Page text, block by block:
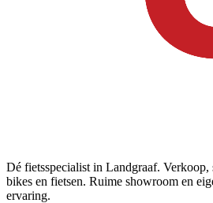
Dé fietsspecialist in Landgraaf. Verkoop,
bikes en fietsen. Ruime showroom en
ervaring.